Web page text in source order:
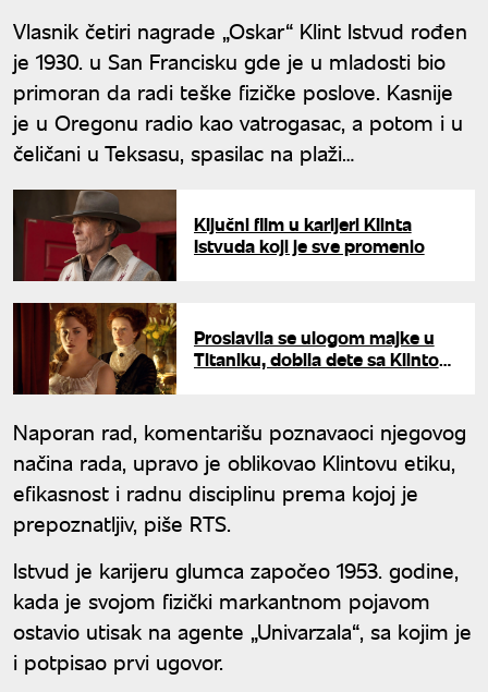
Vlasnik četiri nagrade „Oskar“ Klint Istvud rođen
je 1930. u San Francisku gde je u mladosti bio
primoran da radi teške fizičke poslove. Kasnije
je u Oregonu radio kao vatrogasac, a potom i u
čeličani u Teksasu, spasilac na plaži…
Ključni film u karijeri Klinta
Istvuda koji je sve promenio
Proslavila se ulogom majke u
Titaniku, dobila dete sa Klintom
Naporan rad, komentarišu poznavaoci njegovog
načina rada, upravo je oblikovao Klintovu etiku,
efikasnost i radnu disciplinu prema kojoj je
prepoznatljiv, piše RTS.
Istvud je karijeru glumca započeo 1953. godine,
kada je svojom fizički markantnom pojavom
ostavio utisak na agente „Univarzala“, sa kojim je
i potpisao prvi ugovor.